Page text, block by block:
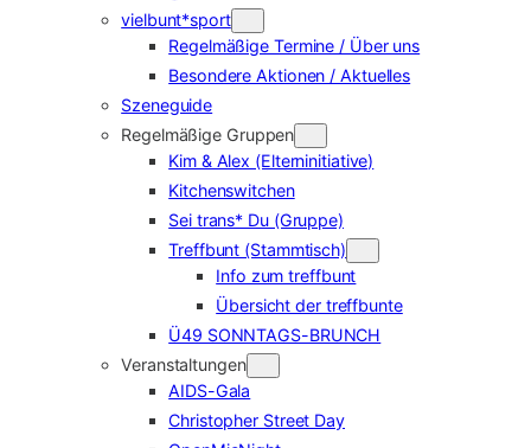
vielbunt*sport
Regelmäßige Termine / Über uns
Besondere Aktionen / Aktuelles
Szeneguide
Regelmäßige Gruppen
Kim & Alex (Elterninitiative)
Kitchenswitchen
Sei trans* Du (Gruppe)
Treffbunt (Stammtisch)
Info zum treffbunt
Übersicht der treffbunte
Ü49 SONNTAGS-BRUNCH
Veranstaltungen
AIDS-Gala
Christopher Street Day